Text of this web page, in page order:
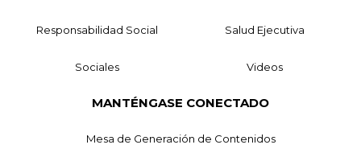
Responsabilidad Social Salud Ejecutiva
Sociales Videos
MANTÉNGASE CONECTADO
Mesa de Generación de Contenidos